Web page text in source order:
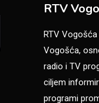
RTV
RTV
Vogošća,
radio i TV
ciljem
programi